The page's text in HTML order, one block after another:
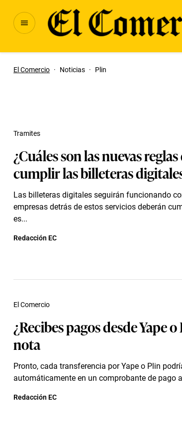
El Comercio · Noticias · Plin
¿Cuáles son las nuevas
cumplir las billeteras
Las billeteras digitales seguirán funcionando
empresas detrás de estos servicios deberán
es...
Tramites
Redacción EC
¿Recibes pagos desde Yape
nota
Pronto, cada transferencia por Yape o Plin
automáticamente en un comprobante de pago
El Comercio
Redacción EC